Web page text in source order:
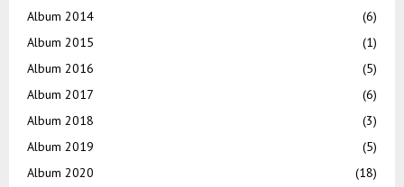
Album 2014
(6)
Album 2015
(1)
Album 2016
(5)
Album 2017
(6)
Album 2018
(3)
Album 2019
(5)
Album 2020
(18)